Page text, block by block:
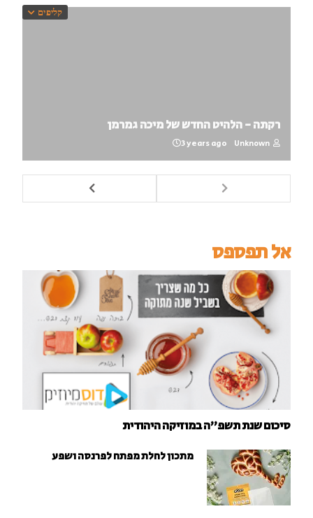
קליפים
רקתה - הלהיט החדש של מיכה גמרמן
Unknown
3 years ago
אל תפספס
סיכום שנת תשפ"ה במוזיקה היהודית
מתכון לחלת מפתח לפרנסה ושפע